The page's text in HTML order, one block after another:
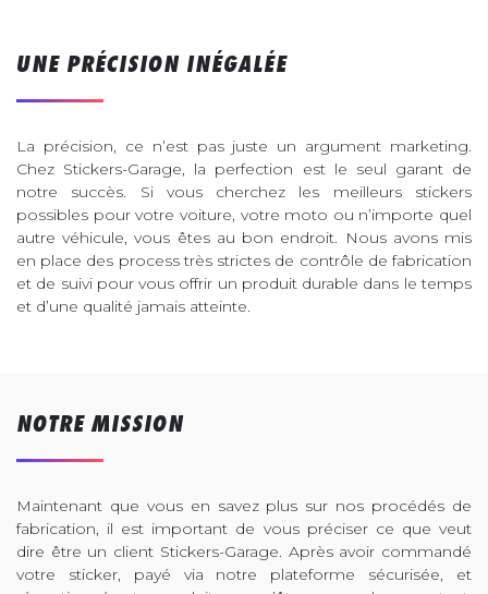
UNE PRÉCISION INÉGALÉE
La précision, ce n’est pas juste un argument marketing.
Chez Stickers-Garage, la perfection est le seul garant de
notre succès. Si vous cherchez les meilleurs stickers
possibles pour votre voiture, votre moto ou n’importe quel
autre véhicule, vous êtes au bon endroit. Nous avons mis
en place des process très strictes de contrôle de fabrication
et de suivi pour vous offrir un produit durable dans le temps
et d’une qualité jamais atteinte.
NOTRE MISSION
Maintenant que vous en savez plus sur nos procédés de
fabrication, il est important de vous préciser ce que veut
dire être un client Stickers-Garage. Après avoir commandé
votre sticker, payé via notre plateforme sécurisée, et